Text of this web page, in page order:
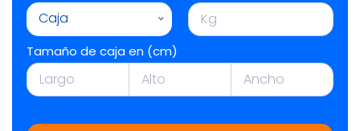
Caja
Tamaño de caja en (cm)